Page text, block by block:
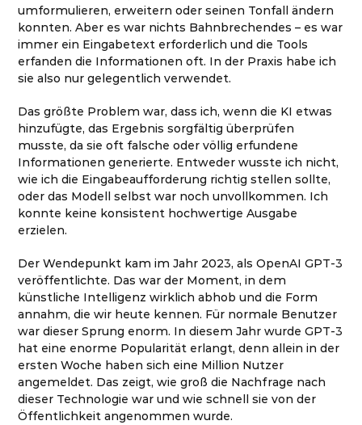
umformulieren, erweitern oder seinen Tonfall ändern
konnten. Aber es war nichts Bahnbrechendes – es war
immer ein Eingabetext erforderlich und die Tools
erfanden die Informationen oft. In der Praxis habe ich
sie also nur gelegentlich verwendet.
Das größte Problem war, dass ich, wenn die KI etwas
hinzufügte, das Ergebnis sorgfältig überprüfen
musste, da sie oft falsche oder völlig erfundene
Informationen generierte. Entweder wusste ich nicht,
wie ich die Eingabeaufforderung richtig stellen sollte,
oder das Modell selbst war noch unvollkommen. Ich
konnte keine konsistent hochwertige Ausgabe
erzielen.
Der Wendepunkt kam im Jahr 2023, als OpenAI GPT-3
veröffentlichte. Das war der Moment, in dem
künstliche Intelligenz wirklich abhob und die Form
annahm, die wir heute kennen. Für normale Benutzer
war dieser Sprung enorm. In diesem Jahr wurde GPT-3
hat eine enorme Popularität erlangt, denn allein in der
ersten Woche haben sich eine Million Nutzer
angemeldet. Das zeigt, wie groß die Nachfrage nach
dieser Technologie war und wie schnell sie von der
Öffentlichkeit angenommen wurde.